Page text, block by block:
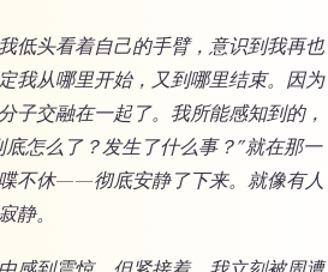
低头看着自己的手臂，意识到我再也
我从哪里开始，又到哪里结束。因为
子交融在一起了。我所能感知到的，
怎么了？发生了什么事？”就在那一
不休——彻底安静了下来。就像有人
。